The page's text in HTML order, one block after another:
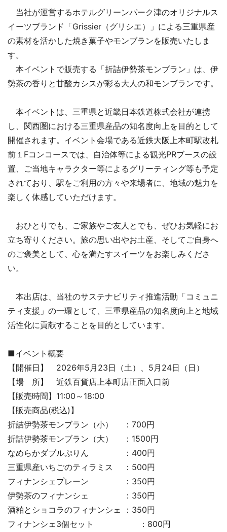
当社が運営するホテルグリーンパーク津のオリジナルス
イーツブランド「Grissier（グリシエ）」による三重県産
の素材を活かした焼き菓子やモンブランを販売いたしま
す。
本イベントで販売する「折詰伊勢茶モンブラン」は、伊
勢茶の香りと甘酸カシスが彩る大人の和モンブランです。
本イベントは、三重県と近畿日本鉄道株式会社が連携
し、関西圏における三重県産品の知名度向上を目的として
開催されます。イベント会場である近鉄大阪上本町駅改札
前１Fコンコースでは、自治体等による観光PRブースの設
置、ご当地キャラクター等によるグリーティング等も予定
されており、駅をご利用の方々や来場者に、地域の魅力を
楽しく体感していただけます。
おひとりでも、ご家族やご友人とでも、ぜひお気軽にお
立ち寄りください。旅の思い出やお土産、そしてご自身へ
のご褒美として、心を満たすスイーツをお楽しみくださ
い。
本出店は、当社のサステナビリティ推進活動「コミュニ
ティ支援」の一環として、三重県産品の知名度向上と地域
活性化に貢献することを目的としています。
■イベント概要
【開催日】 2026年5月23日（土）、5月24日（日）
【場 所】 近鉄百貨店上本町店正面入口前
【販売時間】11:00～18:00
【販売商品(税込)】
折詰伊勢茶モンブラン（小） ：700円
折詰伊勢茶モンブラン（大） ：1500円
なめらかダブルぷりん ：400円
三重県産いちごのティラミス ：500円
フィナンシェプレーン ：350円
伊勢茶のフィナンシェ ：350円
酒粕とショコラのフィナンシェ ：350円
フィナンシェ3個セット ：800円